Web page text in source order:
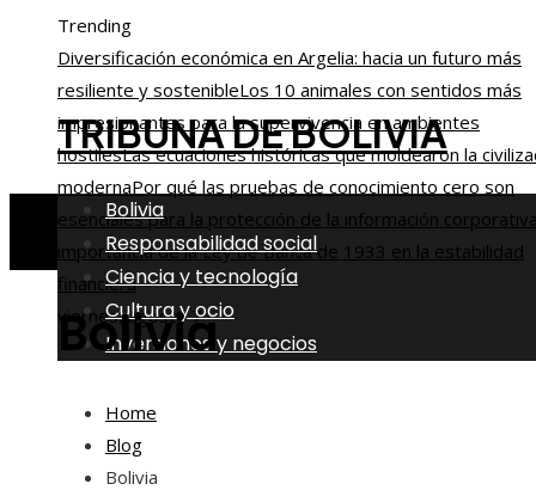
Trending
Diversificación económica en Argelia: hacia un futuro más
resiliente y sostenibleLos 10 animales con sentidos más
impresionantes para la supervivencia en ambientes
hostilesLas ecuaciones históricas que moldearon la
modernaPor qué las pruebas de conocimiento cero son
esenciales para la protección de la información
importancia de la Ley de Banca de 1933 en la estabilidad
financiera
viernes, agosto 7
TRIBUNA DE BOLIVIA
Bolivia
Responsabilidad social
Ciencia y tecnología
Cultura y ocio
Inversiones y negocios
Bolivia
Home
Blog
Bolivia